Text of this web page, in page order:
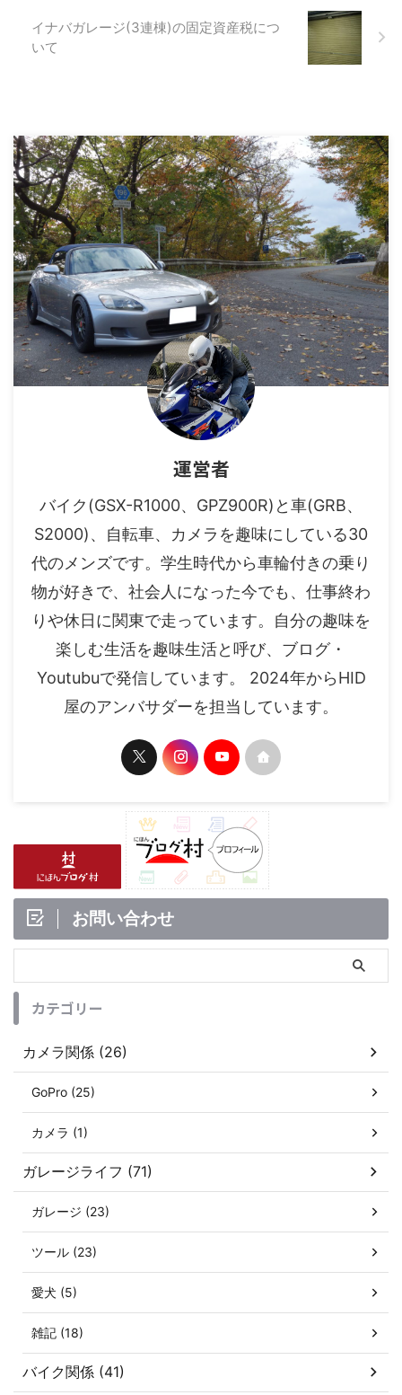
イナバガレージ(3連棟)の固定資産税につ
いて
運営者
バイク(GSX-R1000、GPZ900R)と車(GRB、
S2000)、自転車、カメラを趣味にしている30
代のメンズです。学生時代から車輪付きの乗り
物が好きで、社会人になった今でも、仕事終わ
りや休日に関東で走っています。自分の趣味を
楽しむ生活を趣味生活と呼び、ブログ・
Youtubuで発信しています。 2024年からHID
屋のアンバサダーを担当しています。
お問い合わせ
カテゴリー
カメラ関係 (26)
GoPro (25)
カメラ (1)
ガレージライフ (71)
ガレージ (23)
ツール (23)
愛犬 (5)
雑記 (18)
バイク関係 (41)